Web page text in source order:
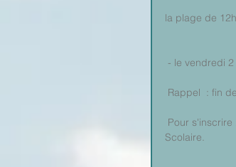
la plage de
- le vendredi 2
Rappel  : fin
Scolaire.